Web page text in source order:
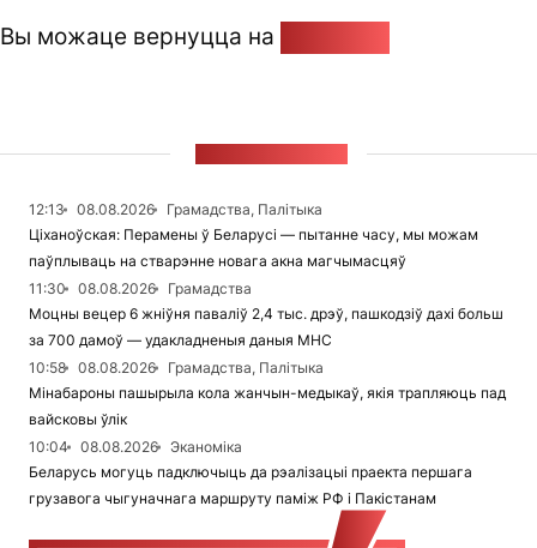
Вы можаце вернуцца на
12:13 08.08.2026
Грамадства, Палітыка
Ціханоўская: Перамены ў Беларусі — пытанне часу, мы можам
паўплываць на стварэнне новага акна магчымасцяў
11:30
08.08.2026
Грамадства
Моцны вецер 6 жніўня паваліў 2,4 тыс. дрэў, пашкодзіў дахі больш
за 700 дамоў — удакладненыя даныя МНС
10:58
08.08.2026
Грамадства, Палітыка
Мінабароны пашырыла кола жанчын-медыкаў, якія трапляюць пад
вайсковы ўлік
10:04
08.08.2026
Эканоміка
Беларусь могуць падключыць да рэалізацыі праекта першага
грузавога чыгуначнага маршруту паміж РФ і Пакістанам